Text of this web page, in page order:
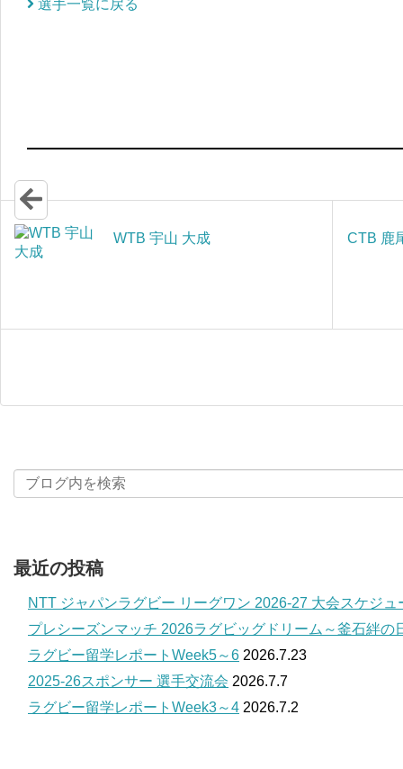
選手一覧に戻る
WTB 宇山 大成 CTB 鹿
最近の投稿
NTT ジャパンラグビー リーグワン 2026-27 大会スケジュ
プレシーズンマッチ 2026ラグビッグドリーム～釜石絆の
ラグビー留学レポートWeek5～6 2026.7.23
2025-26スポンサー 選手交流会 2026.7.7
ラグビー留学レポートWeek3～4 2026.7.2